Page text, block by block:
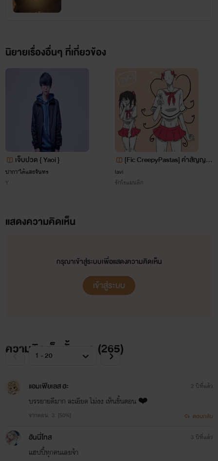
เมื่อดาราคนโปรดลาออกจากวงการ
อย่างอัจฉราจะอยู่เฉย
เธอต้องสืบรู้ให้ได้ว่าเกิดอะไรขึ้นกัน
“ฉันไม่สนใจว่าเธอจะเข้ามาทำไม แต่
เรื่องที่เห็น หรือได้ยินในวันนี้เธอต้อง
เก็บเงียบ ห้ามไปบอกใครเด็ดขาด”
“ด...เดี๋ยวสิ..”
คางเล็ก “เจ็ด...หก...ห้า” คราวนี้เป็น
แก้มนิ่มน่าฟัด “สี่...สาม...สอง” หน้า
ชิงปิดปากเล็กๆ ที่อ้าออกด้วยริมฝีปาก
ช้างมาฉุดก็คงหยุดเขาไม่ได้แล้ว
2.อุบัติรัก บุพเพร้าย
อุบัติเหตุคืนเดียวผูกใจเขาให้ติดกับ
เพื่อนสนิทของน้องชาย
นิยายเรื่องอื่นๆ ที่เกี่ยวข้อง
เจ็บปวด { Yaoi }
ปากา"ใต้แสงจันทร
Y
[Fic CreepyPastas] คำสัญญาแ
lavi
รักโรแมนติก
แสดงความคิดเห็น
กรุณาเข้าสู่ระบบเพื่อแสดงความคิดเห็น
เข้าสู่ระบบ
ความคิดเห็นทั้งหมด (265)
แอมเฟียเลส ฮะ
บรรยายดีมาก ละเอียด ไม่งง เห็นขั้นตอน ❤️
จากตอน: 3. [50%]
2 ปีที่แล้ว
ตอบกลับ
ฮันนี่โทส
แฮปปี้ทุกคนเลยจ้า
3 ปีที่แล้ว